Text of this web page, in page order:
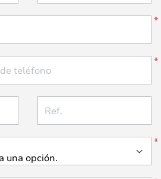
teléfono
Ref.